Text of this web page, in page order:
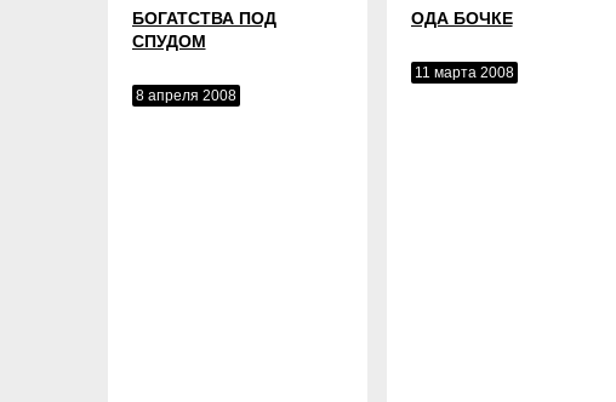
БОГАТСТВА ПОД
СПУДОМ
8 апреля 2008
ОДА БОЧКЕ
11 марта 2008